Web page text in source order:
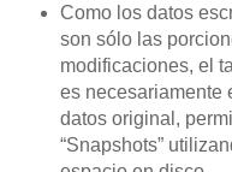
Como los datos
son sólo las
modificaciones, el
es necesariamente
datos original,
“Snapshots”